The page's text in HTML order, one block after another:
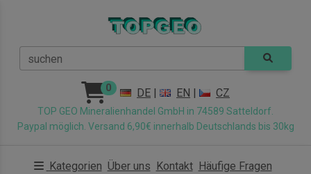
suchen
0 DE | EN | CZ
TOP GEO Mineralienhandel GmbH in 74589 Satteldorf.
Paypal möglich. Versand 6,90€ innerhalb Deutschlands bis 30kg
Kategorien Über uns Kontakt Häufige Fragen